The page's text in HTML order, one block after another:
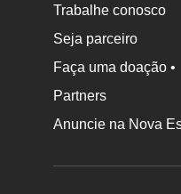
Trabalhe conosco
Seja parceiro
Faça uma doação •
Partners
Anuncie na Nova